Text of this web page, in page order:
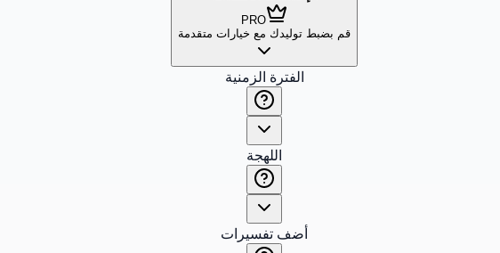
PRO
قم بضبط توليدك مع خيارات متقدمة
الفترة الزمنية
اللهجة
أضف تفسيرات